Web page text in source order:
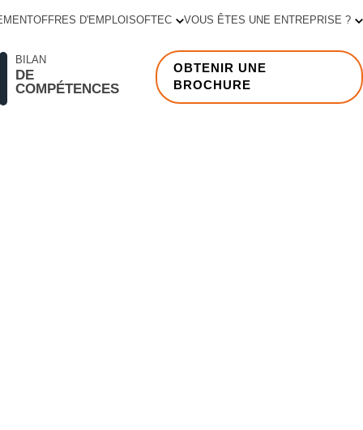
BILAN
DE
COMPÉTENCES
OBTENIR UNE
BROCHURE
OFFRES D'EMPLOI SOFTEC VOUS ÊTES UNE ENTREPRISE ?